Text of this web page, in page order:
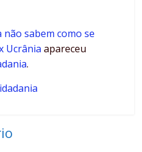
não sabem como se
Ucrânia apareceu
.